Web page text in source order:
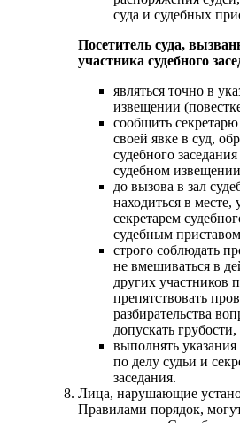
суда и судебных
Посетитель суда,
участника судебного
являться точно в
извещении
сообщить секретарю
своей явке в суд,
судебного
судебном
до вызова в зал
находиться в месте,
секретарем
судебным
строго соблюдать
не вмешиваться в
других участников
препятствовать
разбирательства
допускать
выполнять
по делу судьи и
заседания.
Лица, нарушающие
Правилами порядок,